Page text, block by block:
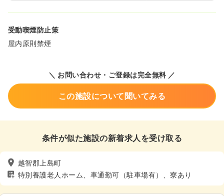
受動喫煙防止策
屋内原則禁煙
＼ お問い合わせ・ご登録は完全無料 ／
この施設について聞いてみる
条件が似た施設の新着求人を受け取る
越智郡上島町
特別養護老人ホーム、車通勤可（駐車場有）、寮あり